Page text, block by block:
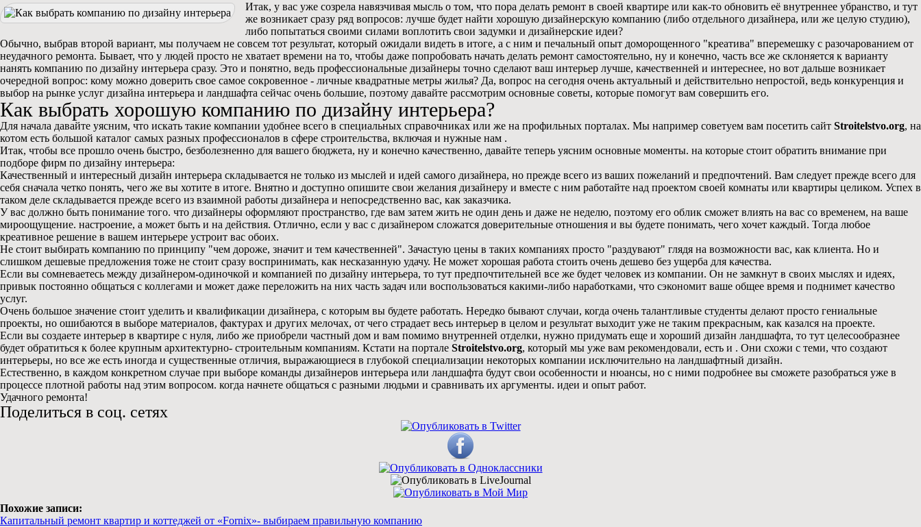
Итак, у вас уже созрела навязчивая мысль о том, что пора делать ремонт в своей квартире или как-то обновить её внутреннее убранство, и тут
же возникает сразу ряд вопросов: лучше будет найти хорошую дизайнерскую компанию (либо отдельного дизайнера, или же целую студию),
либо попытаться своими силами воплотить свои задумки и дизайнерские идеи?
Обычно, выбрав второй вариант, мы получаем не совсем тот результат, который ожидали видеть в итоге, а с ним и печальный опыт доморощенного "креатива" вперемешку с разочарованием от
неудачного ремонта. Бывает, что у людей просто не хватает времени на то, чтобы даже попробовать начать делать ремонт самостоятельно, ну и конечно, часть все же склоняется к варианту
нанять компанию по дизайну интерьера сразу. Это и понятно, ведь профессиональные дизайнеры точно сделают ваш интерьер лучше, качественней и интереснее, но вот дальше возникает
очередной вопрос: кому можно доверить свое самое сокровенное - личные квадратные метры жилья? Да, вопрос на сегодня очень актуальный и действительно непростой, ведь конкуренция и
выбор на рынке услуг дизайна интерьера и ландшафта сейчас очень большие, поэтому давайте рассмотрим основные советы, которые помогут вам совершить его.
Как выбрать хорошую компанию по дизайну интерьера?
Для начала давайте уясним, что искать такие компании удобнее всего в специальных справочниках или же на профильных порталах. Мы например советуем вам посетить сайт Stroitelstvo.org, на
котом есть большой каталог самых разных профессионалов в сфере строительства, включая и нужные нам .
Итак, чтобы все прошло очень быстро, безболезненно для вашего бюджета, ну и конечно качественно, давайте теперь уясним основные моменты. на которые стоит обратить внимание при
подборе фирм по дизайну интерьера:
Качественный и интересный дизайн интерьера складывается не только из мыслей и идей самого дизайнера, но прежде всего из ваших пожеланий и предпочтений. Вам следует прежде всего для
себя сначала четко понять, чего же вы хотите в итоге. Внятно и доступно опишите свои желания дизайнеру и вместе с ним работайте над проектом своей комнаты или квартиры целиком. Успех в
таком деле складывается прежде всего из взаимной работы дизайнера и непосредственно вас, как заказчика.
У вас должно быть понимание того. что дизайнеры оформляют пространство, где вам затем жить не один день и даже не неделю, поэтому его облик сможет влиять на вас со временем, на ваше
мироощущение. настроение, а может быть и на действия. Отлично, если у вас с дизайнером сложатся доверительные отношения и вы будете понимать, чего хочет каждый. Тогда любое
креативное решение в вашем интерьере устроит вас обоих.
Не стоит выбирать компанию по принципу "чем дороже, значит и тем качественней". Зачастую цены в таких компаниях просто "раздувают" глядя на возможности вас, как клиента. Но и
слишком дешевые предложения тоже не стоит сразу воспринимать, как несказанную удачу. Не может хорошая работа стоить очень дешево без ущерба для качества.
Если вы сомневаетесь между дизайнером-одиночкой и компанией по дизайну интерьера, то тут предпочтительней все же будет человек из компании. Он не замкнут в своих мыслях и идеях,
привык постоянно общаться с коллегами и может даже переложить на них часть задач или воспользоваться какими-либо наработками, что сэкономит ваше общее время и поднимет качество
услуг.
Очень большое значение стоит уделить и квалификации дизайнера, с которым вы будете работать. Нередко бывают случаи, когда очень талантливые студенты делают просто гениальные
проекты, но ошибаются в выборе материалов, фактурах и других мелочах, от чего страдает весь интерьер в целом и результат выходит уже не таким прекрасным, как казался на проекте.
Если вы создаете интерьер в квартире с нуля, либо же приобрели частный дом и вам помимо внутренней отделки, нужно придумать еще и хороший дизайн ландшафта, то тут целесообразнее
будет обратиться к более крупным архитектурно- строительным компаниям. Кстати на портале Stroitelstvo.org, который мы уже вам рекомендовали, есть и . Они схожи с теми, что создают
интерьеры, но все же есть иногда и существенные отличия, выражающиеся в глубокой специализации некоторых компании исключительно на ландшафтный дизайн.
Естественно, в каждом конкретном случае при выборе команды дизайнеров интерьера или ландшафта будут свои особенности и нюансы, но с ними подробнее вы сможете разобраться уже в
процессе плотной работы над этим вопросом. когда начнете общаться с разными людьми и сравнивать их аргументы. идеи и опыт работ.
Удачного ремонта!
Поделиться в соц. сетях
Похожие записи:
Капитальный ремонт квартир и коттеджей от «Fornix»- выбираем правильную компанию